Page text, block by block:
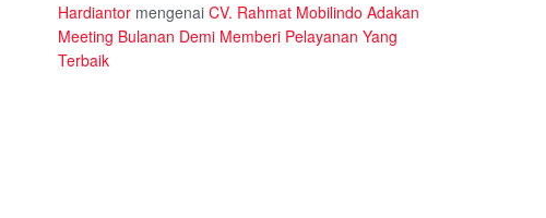
Hardiantor mengenai CV. Rahmat Mobilindo Adakan
Meeting Bulanan Demi Memberi Pelayanan Yang
Terbaik